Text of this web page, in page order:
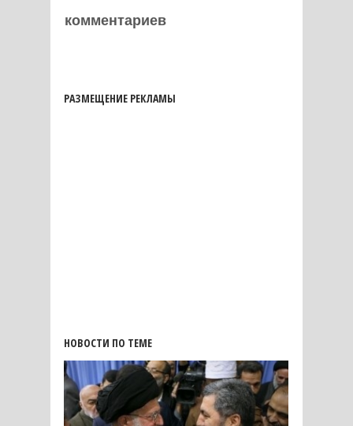
комментариев
РАЗМЕЩЕНИЕ РЕКЛАМЫ
НОВОСТИ ПО ТЕМЕ